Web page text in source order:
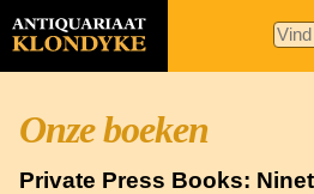
Onze boeken
Private Press Books: